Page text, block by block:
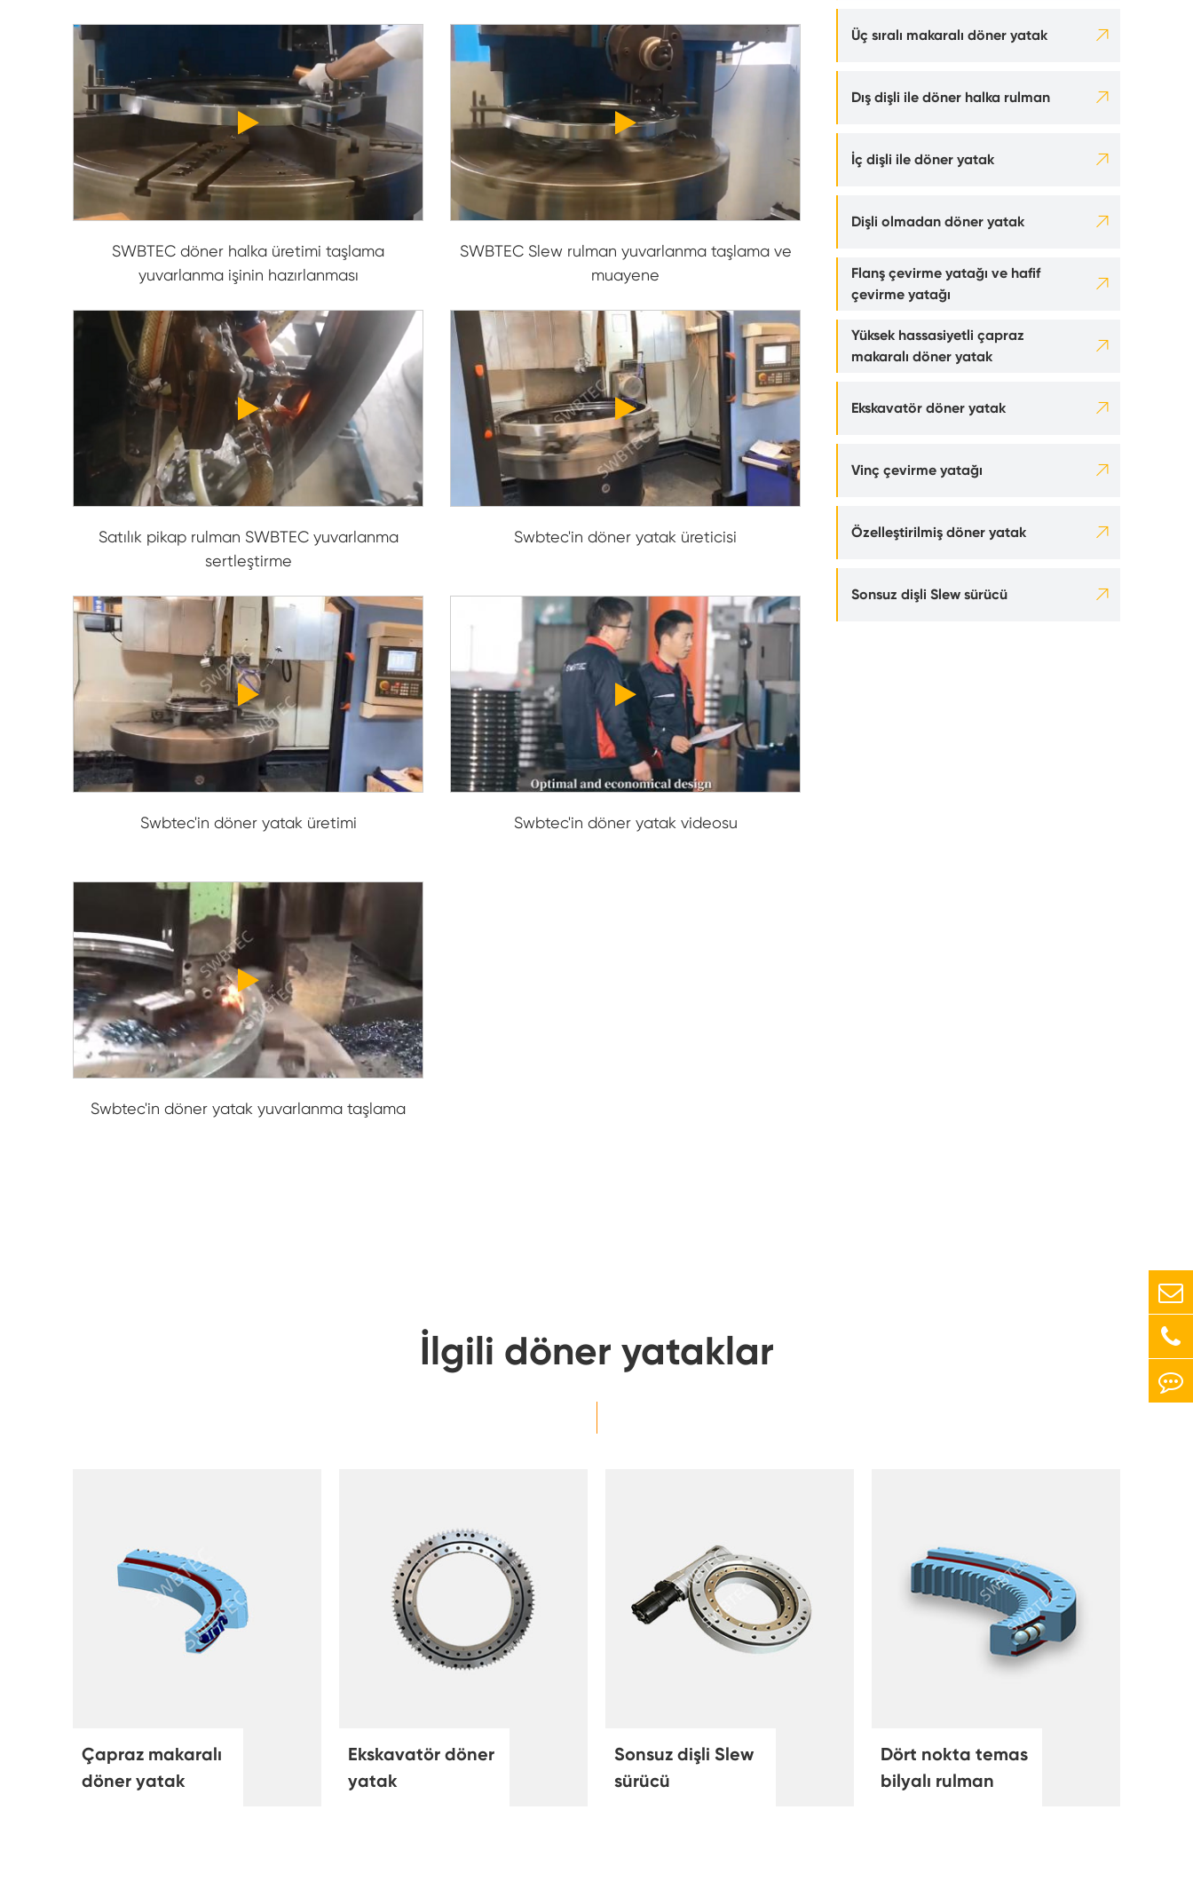
SWBTEC döner halka üretimi taşlama
yuvarlanma işinin hazırlanması
SWBTEC Slew rulman yuvarlanma taşlama ve
muayene
Satılık pikap rulman SWBTEC yuvarlanma
sertleştirme
Swbtec'in döner yatak üreticisi
Swbtec'in döner yatak üretimi Swbtec'in döner yatak videosu
Swbtec'in döner yatak yuvarlanma taşlama
Üç sıralı makaralı döner yatak 
Dış dişli ile döner halka rulman 
İç dişli ile döner yatak 
Dişli olmadan döner yatak 
Flanş çevirme yatağı ve hafif
çevirme yatağı

Yüksek hassasiyetli çapraz
makaralı döner yatak

Ekskavatör döner yatak 
Vinç çevirme yatağı 
Özelleştirilmiş döner yatak 
Sonsuz dişli Slew sürücü 
İlgili döner yataklar
Çapraz makaralı
döner yatak
Ekskavatör döner
yatak
Sonsuz dişli Slew
sürücü
Dört nokta temas
bilyalı rulman